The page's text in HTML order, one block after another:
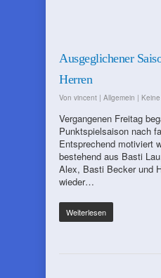
Ausgeglichener
Herren
Von vincent | Allgemein |
Vergangenen Freitag
Punktspielsaison nach
Entsprechend motiviert
bestehend aus Basti
Alex, Basti Becker und
wieder…
Weiterlesen